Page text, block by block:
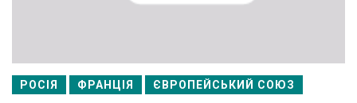
РОСІЯ ФРАНЦІЯ ЄВРОПЕЙСЬКИЙ СОЮЗ